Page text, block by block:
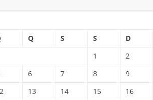
Q S S
D
1
2
6 7 8
9
13 14 15
16